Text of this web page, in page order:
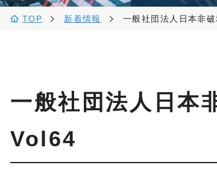
TOP 新着情報 一般社団法人日本非
一般社団法人日本
Vol64